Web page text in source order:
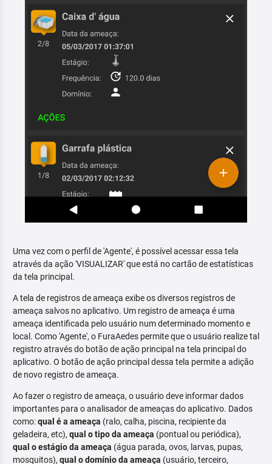
Uma vez com o perfil de 'Agente', é possível acessar essa tela
através da ação 'VISUALIZAR' que está no cartão de estatísticas
da tela principal.
A tela de registros de ameaça exibe os diversos registros de
ameaça salvos no aplicativo. Um registro de ameaça é uma
ameaça identificada pelo usuário num determinado momento e
local. Como 'Agente', o FuraAedes permite que o usuário realize tal
registro através do botão de ação principal na tela principal do
aplicativo. O botão de ação principal dessa tela permite a adição
de novo registro de ameaça.
Ao fazer o registro de ameaça, o usuário deve informar dados
importantes para o analisador de ameaças do aplicativo. Dados
como:qual é a ameaça (ralo, calha, piscina, recipiente da
geladeira, etc), qual o tipo da ameaça (pontual ou periódica),
qual o estágio da ameaça (água parada, ovos, larvas, pupas,
mosquitos), qual o domínio da ameaça (usuário, terceiro,